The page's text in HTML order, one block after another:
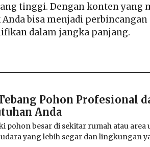
tinggi. Dengan konten yang
bisa menjadi
dalam jangka panjang.
Tebang Pohon Profesional
Anda
pohon besar di sekitar rumah atau
yang lebih segar dan lingkungan